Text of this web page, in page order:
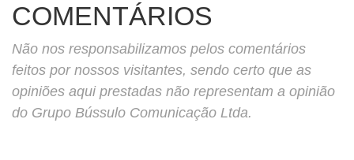
COMENTÁRIOS
Não nos responsabilizamos pelos comentários
feitos por nossos visitantes, sendo certo que as
opiniões aqui prestadas não representam a opinião
do Grupo Bússulo Comunicação Ltda.